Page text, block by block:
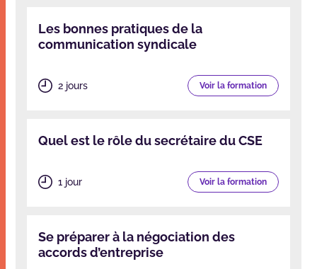
Les bonnes pratiques de la
communication syndicale
2 jours Voir la formation
Quel est le rôle du secrétaire du CSE
1 jour Voir la formation
Se préparer à la négociation des
accords d’entreprise